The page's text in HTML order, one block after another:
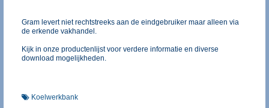
Gram levert niet rechtstreeks aan de eindgebruiker maar alleen via
de erkende vakhandel.
Kijk in onze productenlijst voor verdere informatie en diverse
download mogelijkheden.
Koelwerkbank